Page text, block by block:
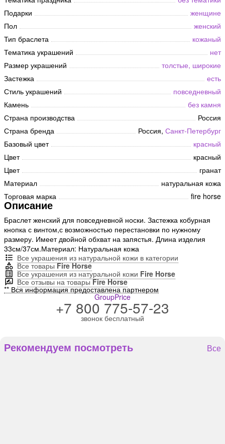
Подарки
женщине
Пол
женский
Тип браслета
кожаный
Тематика украшений
нет
Размер украшений
толстые, широкие
Застежка
есть
Стиль украшений
повседневный
Камень
без камня
Страна производства
Россия
Страна бренда
Россия, Санкт-Петербург
Базовый цвет
красный
Цвет
красный
Цвет
гранат
Материал
натуральная кожа
Торговая марка
fire horse
Описание
Браслет женский для повседневной носки. Застежка кобурная
кнопка с винтом,с возможностью перестановки по нужному
размеру. Имеет двойной обхват на запястья. Длина изделия
33см/37см.Материал: Натуральная кожа
Все украшения из натуральной кожи в категории
Все товарыFire Horse
Все украшения из натуральной кожи Fire Horse
Все отзывы на товарыFire Horse
** Вся информация предоставлена партнером
GroupPrice
+7 800 775-57-23
звонок бесплатный
Рекомендуем посмотреть Все